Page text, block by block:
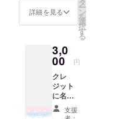
間：お
披露目
ツイー
信のみ
・掲載
方法：
お披露
目ツ
イート
のツ
リー
詳細を見る ー
ン
を
選
択
す
る
3,0
00 円
クレ
ジット
に名前
記載
（記載
支援